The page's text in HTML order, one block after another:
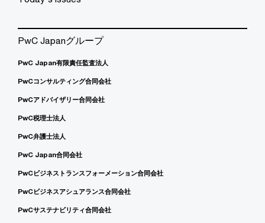
PwC Japanグループ
PwC Japan有限責任監査法人
PwCコンサルティング合同会社
PwCアドバイザリー合同会社
PwC税理士法人
PwC弁護士法人
PwC Japan合同会社
PwCビジネストランスフォーメーション合同会社
PwCビジネスアシュアランス合同会社
PwCサステナビリティ合同会社